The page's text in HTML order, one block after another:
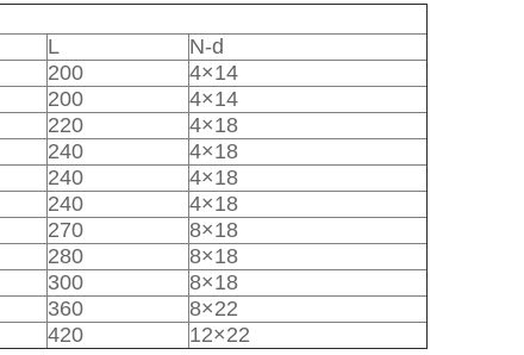
L
N-d
200
4×14
200
4×14
220
4×18
240
4×18
240
4×18
240
4×18
270
8×18
280
8×18
300
8×18
360
8×22
420 12×22